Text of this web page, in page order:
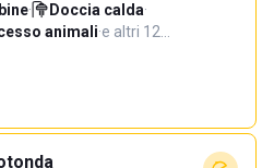
· Doccia calda·
animali·e altri 12…